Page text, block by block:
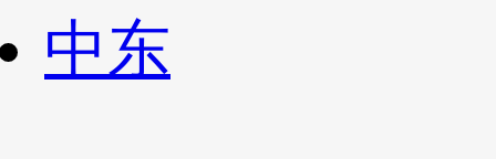
中东